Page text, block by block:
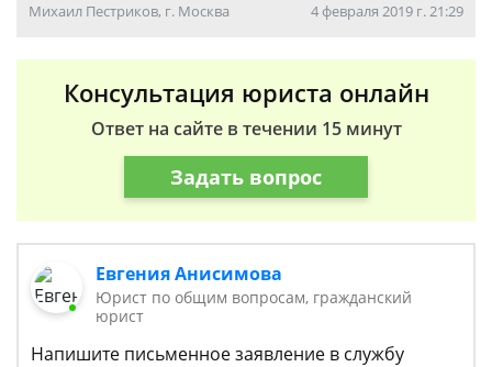
Михаил Пестриков, г. Москва 4 февраля 2019 г. 21:29
Консультация юриста онлайн
Ответ на сайте в течении 15 минут
Задать вопрос
Евгения Анисимова
Юрист по общим вопросам, гражданский
юрист
Напишите письменное заявление в службу